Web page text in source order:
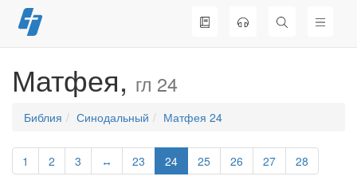
Перейти
к
Матфея, гл 24
Библия Синодальный Матфея 24
1 2 3 ↔ 23 24 25 26 27 28